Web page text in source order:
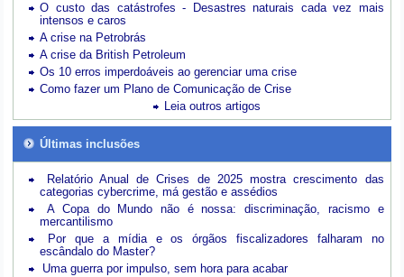
O custo das catástrofes -
Desastres naturais cada vez mais
intensos e caros
A crise na Petrobrás
A crise da British Petroleum
Os 10 erros imperdoáveis ao gerenciar uma crise
Como fazer um Plano de Comunicação de Crise
Leia outros artigos
Últimas inclusões
Relatório Anual de Crises de 2025 mostra crescimento das
categorias cybercrime, má gestão e assédios
A Copa do Mundo não é nossa: discriminação, racismo e
mercantilismo
Por que a mídia e os órgãos fiscalizadores falharam no
escândalo do Master?
Uma guerra por impulso, sem hora para acabar